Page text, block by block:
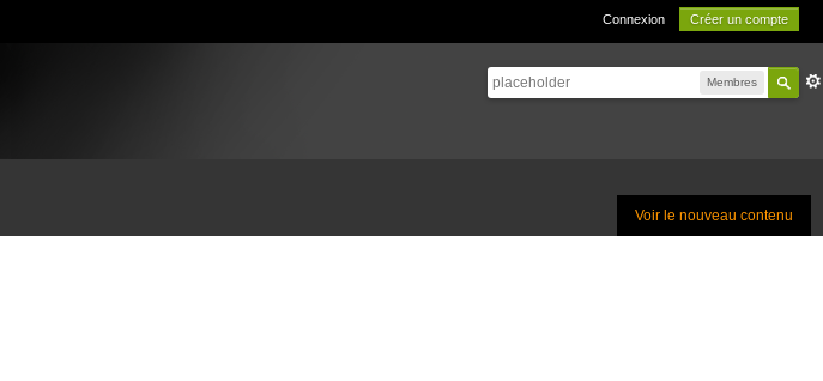
Connexion Créer un compte
Membres
Voir le nouveau contenu